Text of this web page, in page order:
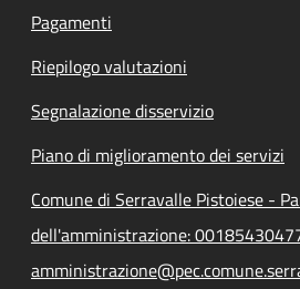
Pagamenti
Riepilogo valutazioni
Segnalazione disservizio
Piano di miglioramento dei servizi
Comune di Serravalle Pistoiese -
dell'amministrazione: